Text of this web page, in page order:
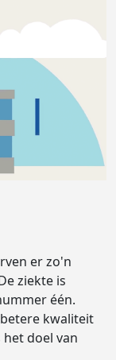
er zo'n
ziekte is
één.
kwaliteit
doel van